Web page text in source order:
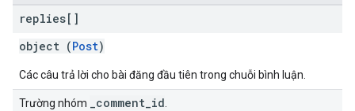
replies[]
object (Post)
Các câu trả lời cho bài đăng đầu tiên trong chuỗi bình luận.
Trường nhóm _comment_id